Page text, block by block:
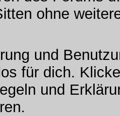
ohne
und
für dich.
und